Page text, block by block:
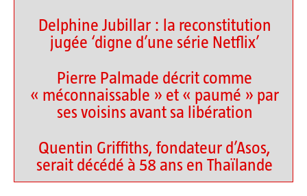
Delphine Jubillar : la reconstitution
jugée ‘digne d’une série Netflix’
Pierre Palmade décrit comme
« méconnaissable » et « paumé » par
ses voisins avant sa libération
Quentin Griffiths, fondateur d’Asos,
serait décédé à 58 ans en Thaïlande